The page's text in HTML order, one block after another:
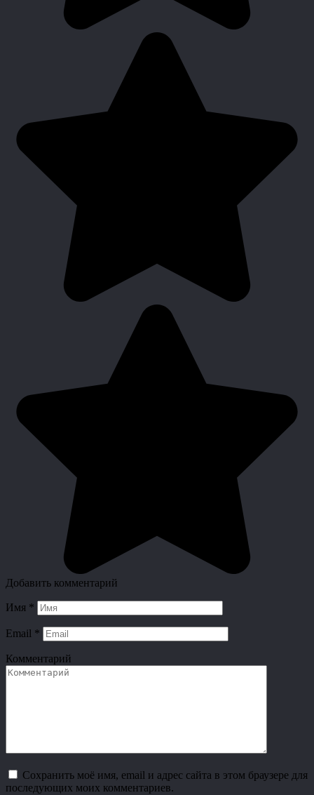
Добавить комментарий
Имя *
Email *
Комментарий
Сохранить моё имя, email и адрес сайта в этом браузере для
последующих моих комментариев.